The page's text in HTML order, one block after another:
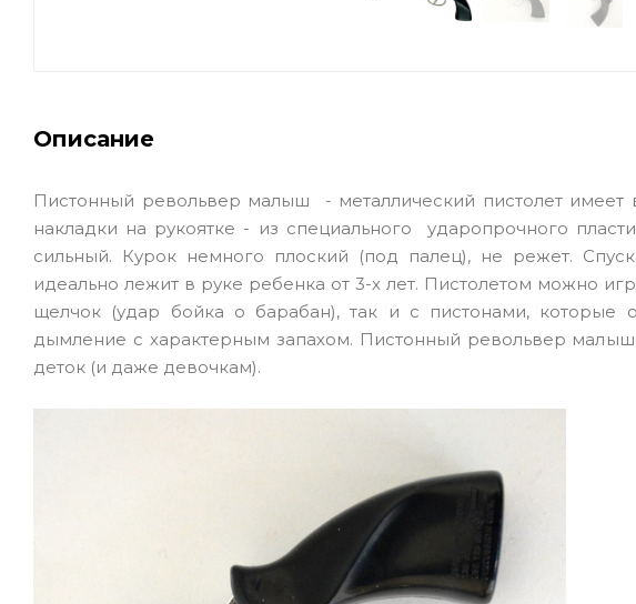
Описание
Пистонный револьвер малыш - металлический пистолет
накладки на рукоятке - из специального ударопрочного
сильный. Курок немного плоский (под палец), не режет.
идеально лежит в руке ребенка от 3-х лет. Пистолетом можно
щелчок (удар бойка о барабан), так и с пистонами, которые
дымление с характерным запахом. Пистонный револьвер
деток (и даже девочкам).